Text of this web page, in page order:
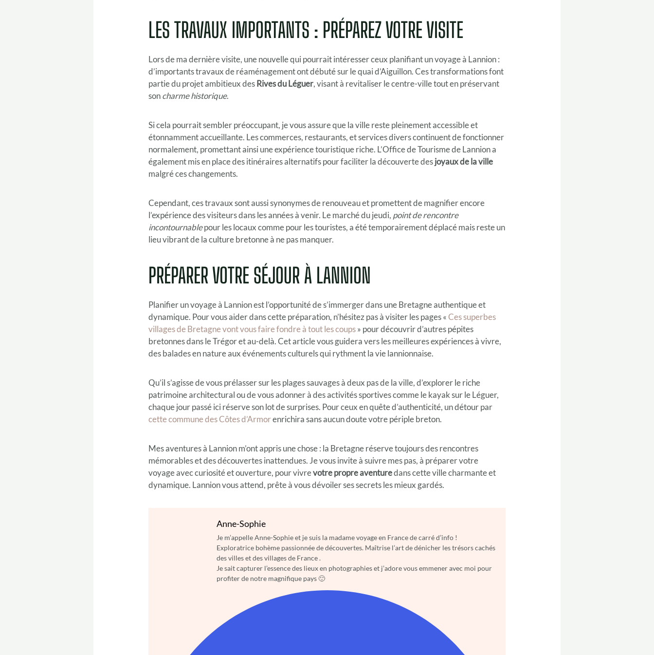
LES TRAVAUX IMPORTANTS : PRÉPAREZ VOTRE VISITE
Lors de ma dernière visite, une nouvelle qui pourrait intéresser ceux planifiant un voyage à Lannion :
d’importants travaux de réaménagement ont débuté sur le quai d’Aiguillon. Ces transformations font
partie du projet ambitieux des Rives du Léguer, visant à revitaliser le centre-ville tout en préservant
soncharme historique.
Si cela pourrait sembler préoccupant, je vous assure que la ville reste pleinement accessible et
étonnamment accueillante. Les commerces, restaurants, et services divers continuent de fonctionner
normalement, promettant ainsi une expérience touristique riche. L’Office de Tourisme de Lannion a
également mis en place des itinéraires alternatifs pour faciliter la découverte desjoyaux de la ville
malgré ces changements.
Cependant, ces travaux sont aussi synonymes de renouveau et promettent de magnifier encore
l’expérience des visiteurs dans les années à venir. Le marché du jeudi, point de rencontre
incontournablepour les locaux comme pour les touristes, a été temporairement déplacé mais reste un
lieu vibrant de la culture bretonne à ne pas manquer.
PRÉPARER VOTRE SÉJOUR À LANNION
Planifier un voyage à Lannion est l’opportunité de s’immerger dans une Bretagne authentique et
dynamique. Pour vous aider dans cette préparation, n’hésitez pas à visiter les pages «Ces superbes
villages de Bretagne vont vous faire fondre à tout les coups» pour découvrir d’autres pépites
bretonnes dans le Trégor et au-delà. Cet article vous guidera vers les meilleures expériences à vivre,
des balades en nature aux événements culturels qui rythment la vie lannionnaise.
Qu’il s’agisse de vous prélasser sur les plages sauvages à deux pas de la ville, d’explorer le riche
patrimoine architectural ou de vous adonner à des activités sportives comme le kayak sur le Léguer,
chaque jour passé ici réserve son lot de surprises. Pour ceux en quête d’authenticité, un détour par
cette commune des Côtes d’Armorenrichira sans aucun doute votre périple breton.
Mes aventures à Lannion m’ont appris une chose : la Bretagne réserve toujours des rencontres
mémorables et des découvertes inattendues. Je vous invite à suivre mes pas, à préparer votre
voyage avec curiosité et ouverture, pour vivrevotre propre aventuredans cette ville charmante et
dynamique. Lannion vous attend, prête à vous dévoiler ses secrets les mieux gardés.
Anne-Sophie
Je m’appelle Anne-Sophie et je suis la madame voyage en France de carré d’info !
Exploratrice bohème passionnée de découvertes. Maîtrise l’art de dénicher les trésors cachés
des villes et des villages de France .
Je sait capturer l’essence des lieux en photographies et j’adore vous emmener avec moi pour
profiter de notre magnifique pays 🙂